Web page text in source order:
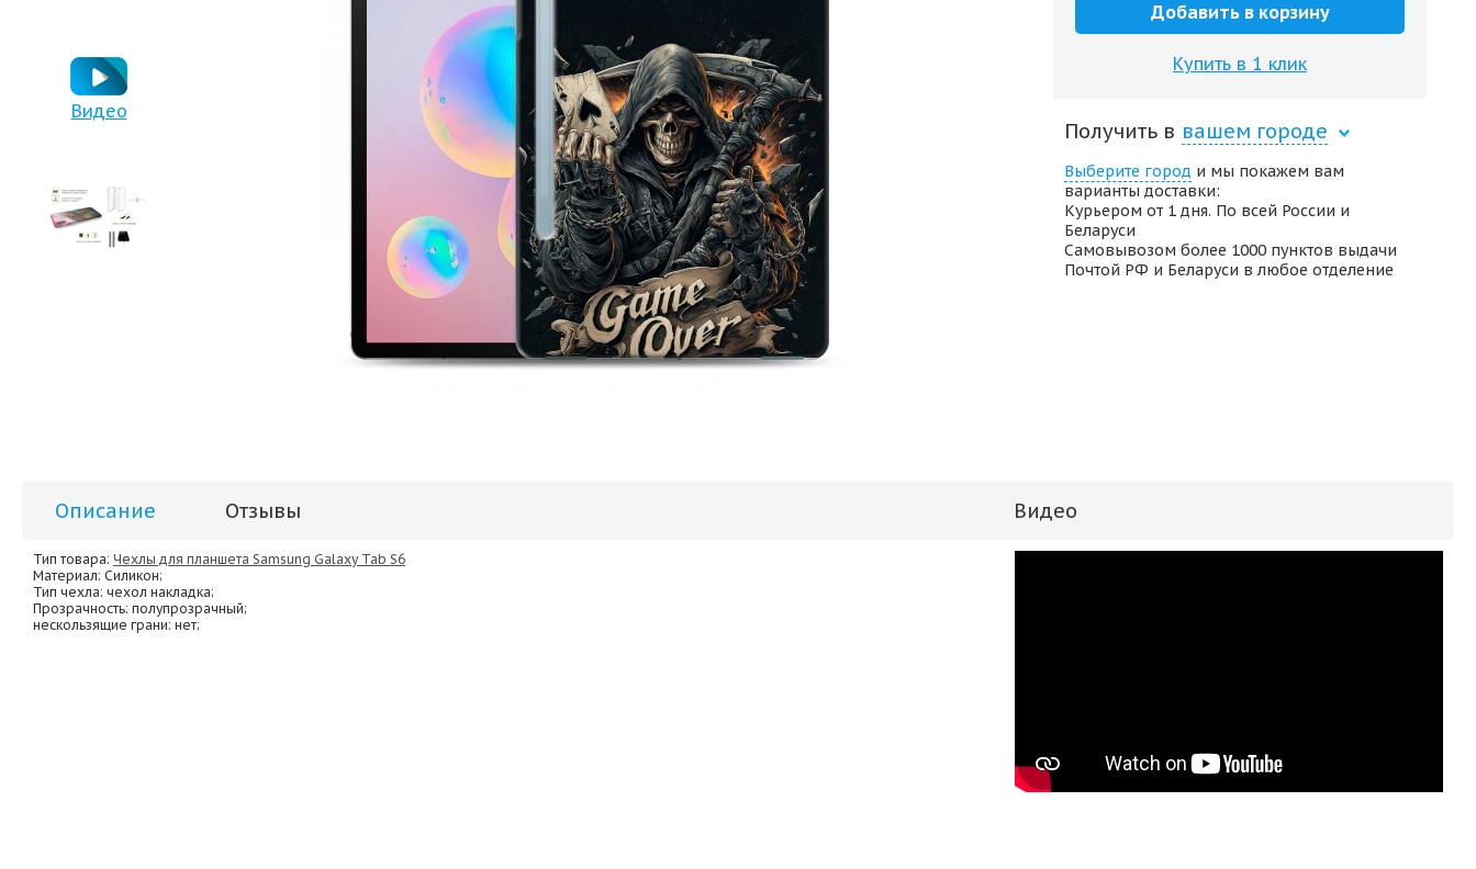
Видео
Добавить в корзину
Купить в 1 клик
Получить в вашем городе
Выберите город и мы покажем вам
варианты доставки:
Курьером от 1 дня. По всей России и
Беларуси
Самовывозом более 1000 пунктов выдачи
Почтой РФ и Беларуси в любое отделение
Описание Отзывы Видео
Тип товара: Чехлы для планшета Samsung Galaxy Tab S6
Материал: Силикон;
Тип чехла: чехол накладка;
Прозрачность: полупрозрачный;
нескользящие грани: нет;